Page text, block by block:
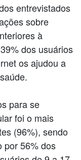
entrevistados
sobre
à
dos usuários
os ajudou a
para se
foi o mais
(96%), sendo
por 56% dos